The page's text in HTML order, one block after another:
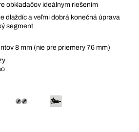
obkladačov ideálnym riešením
dlaždíc a veľmi dobrá konečná úprava
segment
8 mm (nie pre priemery 76 mm)